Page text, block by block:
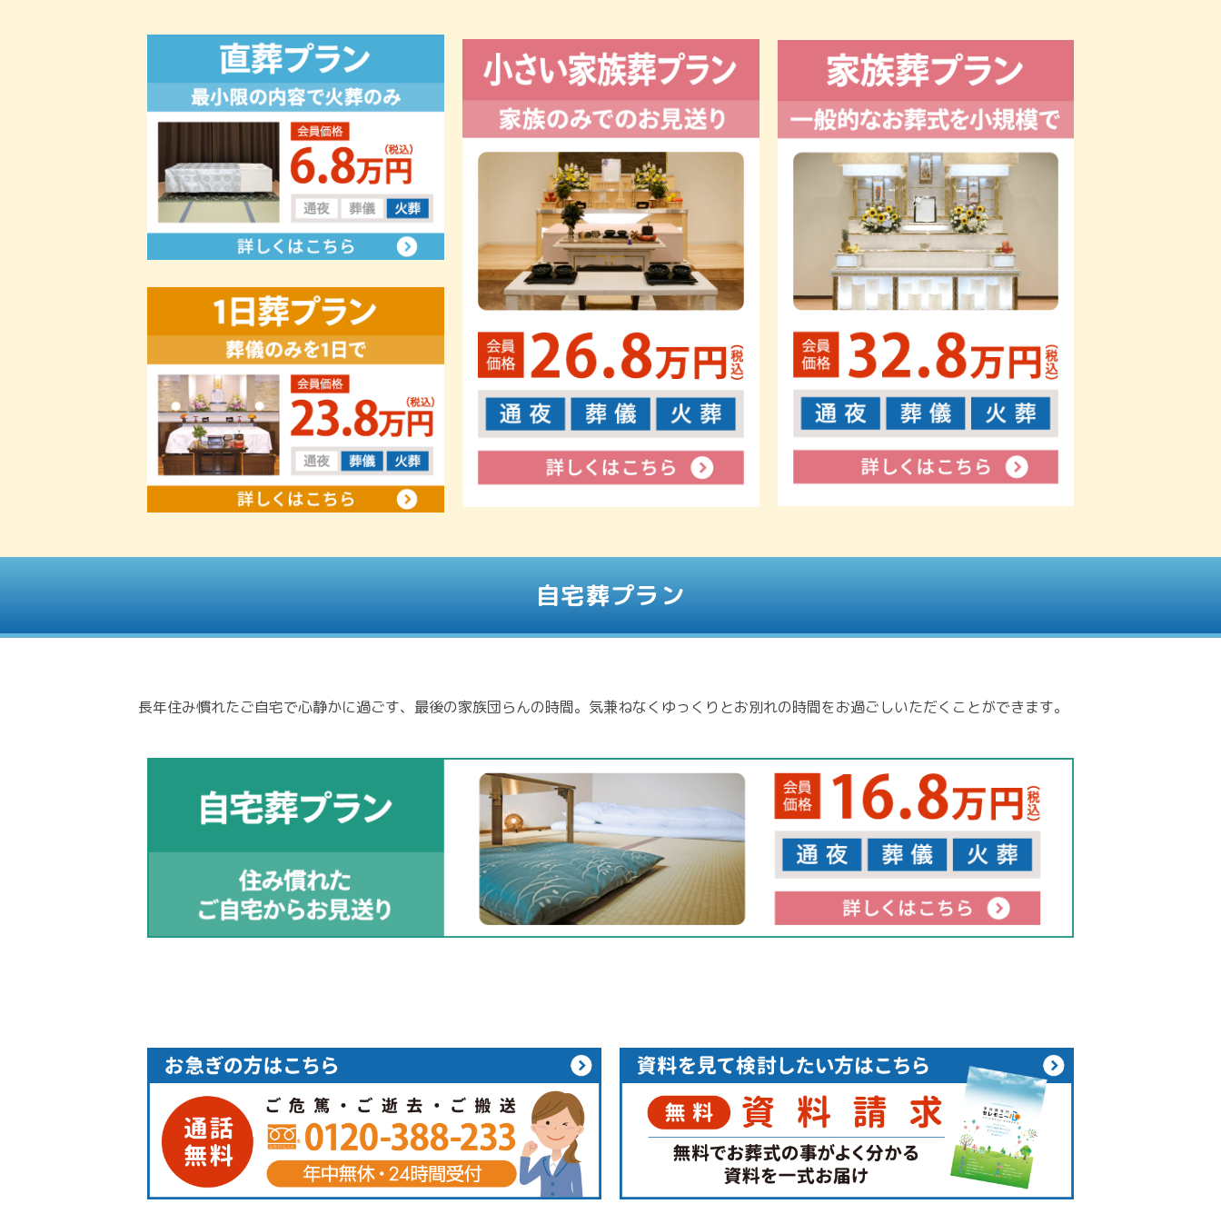
自宅葬プラン
長年住み慣れたご自宅で心静かに過ごす、最後の家族団らんの時間。気兼ねなくゆっくりとお別れの時間をお過ごしいただくことができます。